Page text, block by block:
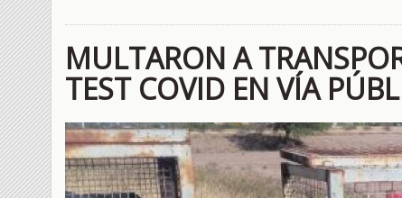
MULTARON A
TEST COVID EN VÍA